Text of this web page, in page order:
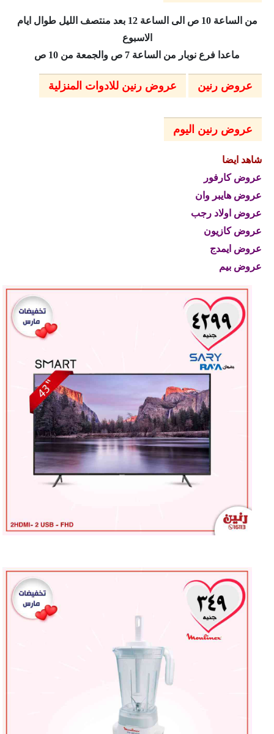
من الساعة 10 ص الى الساعة 12 بعد منتصف الليل طوال ايام
الاسبوع
ماعدا فرع نوبار من الساعة 7 ص والجمعة من 10 ص
عروض رنين عروض رنين للادوات المنزلية
عروض رنين اليوم
شاهد ايضا
عروض كارفور
عروض هايبر وان
عروض اولاد رجب
عروض كازيون
عروض ايمدج
عروض بيم